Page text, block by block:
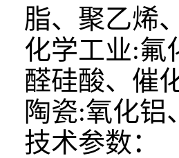
脂、聚乙烯
化学工业:氟
醛硅酸、催
陶瓷:氧化铝
技术参数：